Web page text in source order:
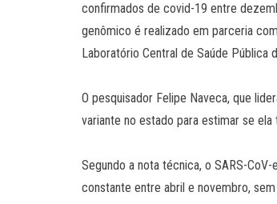
confirmados de covid-19 entre
genômico é realizado em parceria
Laboratório Central de Saúde Pública
O pesquisador Felipe Naveca, que
variante no estado para estimar se
Segundo a nota técnica, o SARS-
constante entre abril e novembro,